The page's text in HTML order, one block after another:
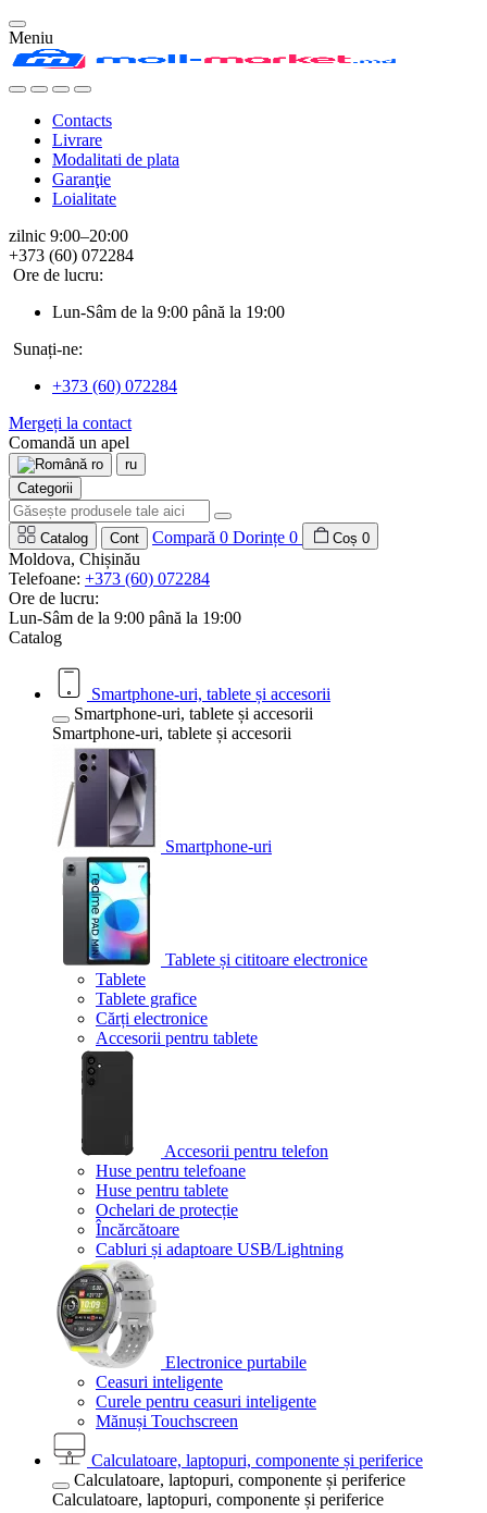
Meniu
Contacts
Livrare
Modalitati de plata
Garanţie
Loialitate
zilnic 9:00–20:00
+373 (60) 072284
Ore de lucru:
Lun-Sâm de la 9:00 până la 19:00
Sunați-ne:
+373 (60) 072284
Mergeți la contact
Comandă un apel
ro
ru
Categorii
Catalog Cont Compară 0 Dorințe 0 Coș 0
Moldova, Chișinău
Telefoane: +373 (60) 072284
Ore de lucru:
Lun-Sâm de la 9:00 până la 19:00
Catalog
Smartphone-uri, tablete și accesorii
Smartphone-uri, tablete și accesorii
Smartphone-uri, tablete și accesorii
Smartphone-uri
Tablete și cititoare electronice
Tablete
Tablete grafice
Cărți electronice
Accesorii pentru tablete
Accesorii pentru telefon
Huse pentru telefoane
Huse pentru tablete
Ochelari de protecție
Încărcătoare
Cabluri și adaptoare USB/Lightning
Electronice purtabile
Ceasuri inteligente
Curele pentru ceasuri inteligente
Mănuși Touchscreen
Calculatoare, laptopuri, componente și periferice
Calculatoare, laptopuri, componente și periferice
Calculatoare, laptopuri, componente și periferice